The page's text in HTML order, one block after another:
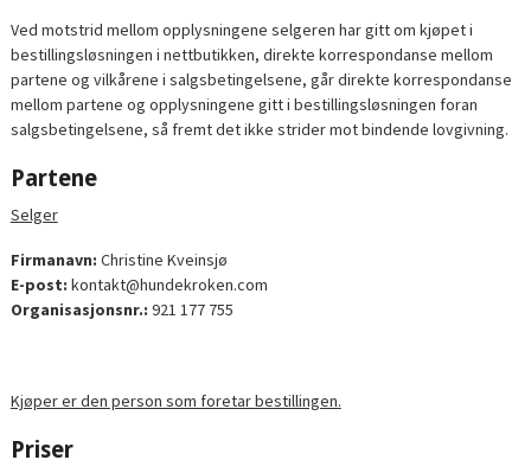
Ved motstrid mellom opplysningene selgeren har gitt om kjøpet i
bestillingsløsningen i nettbutikken, direkte korrespondanse mellom
partene og vilkårene i salgsbetingelsene, går direkte korrespondanse
mellom partene og opplysningene gitt i bestillingsløsningen foran
salgsbetingelsene, så fremt det ikke strider mot bindende lovgivning.
Partene
Selger
Firmanavn: Christine Kveinsjø
E-post: kontakt@hundekroken.com
Organisasjonsnr.: 921 177 755
Kjøper er den person som foretar bestillingen.
Priser